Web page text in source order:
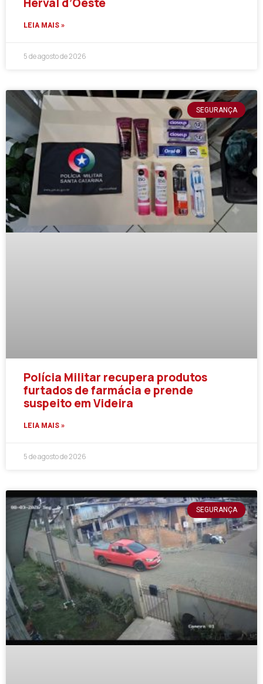
Herval d’Oeste
LEIA MAIS »
5 de agosto de 2026
SEGURANÇA
Polícia Militar recupera produtos
furtados de farmácia e prende
suspeito em Videira
LEIA MAIS »
5 de agosto de 2026
SEGURANÇA